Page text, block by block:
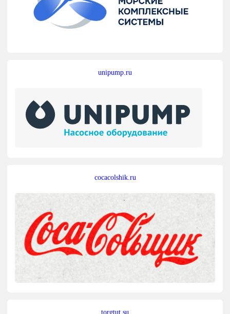
unipump.ru
cocacolshik.ru
torgtut.su